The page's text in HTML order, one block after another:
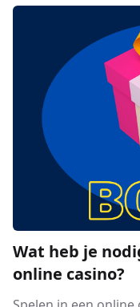
Wat heb je
online casino?